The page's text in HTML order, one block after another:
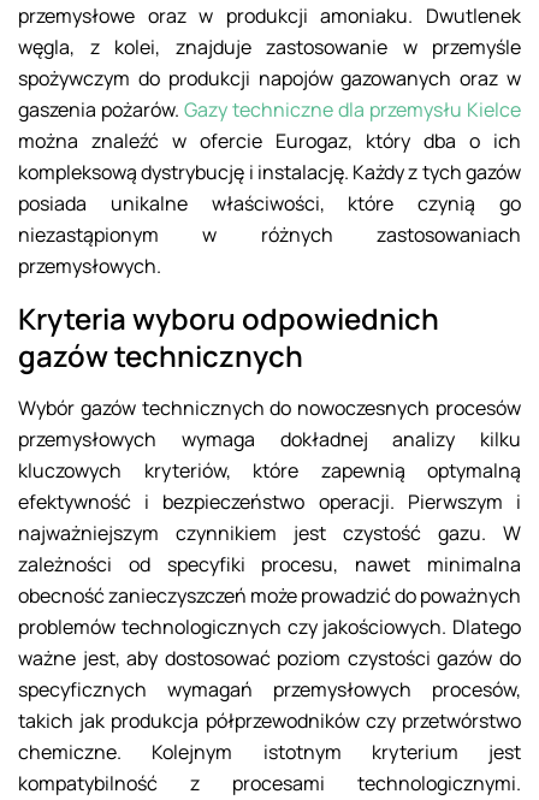
przemysłowe oraz w produkcji amoniaku. Dwutlenek
węgla, z kolei, znajduje zastosowanie w przemyśle
spożywczym do produkcji napojów gazowanych oraz w
gaszenia pożarów. Gazy techniczne dla przemysłu Kielce
można znaleźć w ofercie Eurogaz, który dba o ich
kompleksową dystrybucję i instalację. Każdy z tych gazów
posiada unikalne właściwości, które czynią go
niezastąpionym w różnych zastosowaniach
przemysłowych.
Kryteria wyboru odpowiednich
gazów technicznych
Wybór gazów technicznych do nowoczesnych procesów
przemysłowych wymaga dokładnej analizy kilku
kluczowych kryteriów, które zapewnią optymalną
efektywność i bezpieczeństwo operacji. Pierwszym i
najważniejszym czynnikiem jest czystość gazu. W
zależności od specyfiki procesu, nawet minimalna
obecność zanieczyszczeń może prowadzić do poważnych
problemów technologicznych czy jakościowych. Dlatego
ważne jest, aby dostosować poziom czystości gazów do
specyficznych wymagań przemysłowych procesów,
takich jak produkcja półprzewodników czy przetwórstwo
chemiczne. Kolejnym istotnym kryterium jest
kompatybilność z procesami technologicznymi.